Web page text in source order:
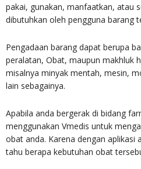
pakai, gunakan, manfaatkan, atau
dibutuhkan oleh pengguna barang
Pengadaan barang dapat berupa
peralatan, Obat, maupun makhluk
misalnya minyak mentah, mesin,
lain sebagainya.
Apabila anda bergerak di bidang
menggunakan Vmedis untuk
obat anda. Karena dengan aplikasi
tahu berapa kebutuhan obat